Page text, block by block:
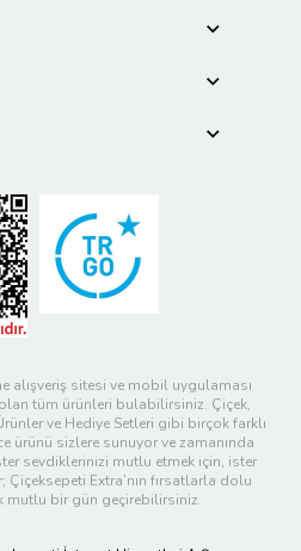
alışveriş sitesi ve mobil uygulaması
olan tüm ürünleri bulabilirsiniz. Çiçek,
ve Hediye Setleri gibi birçok farklı
ürünü sizlere sunuyor ve zamanında
sevdiklerinizi mutlu etmek için, ister
Extra’nın fırsatlarla dolu
mutlu bir gün geçirebilirsiniz.